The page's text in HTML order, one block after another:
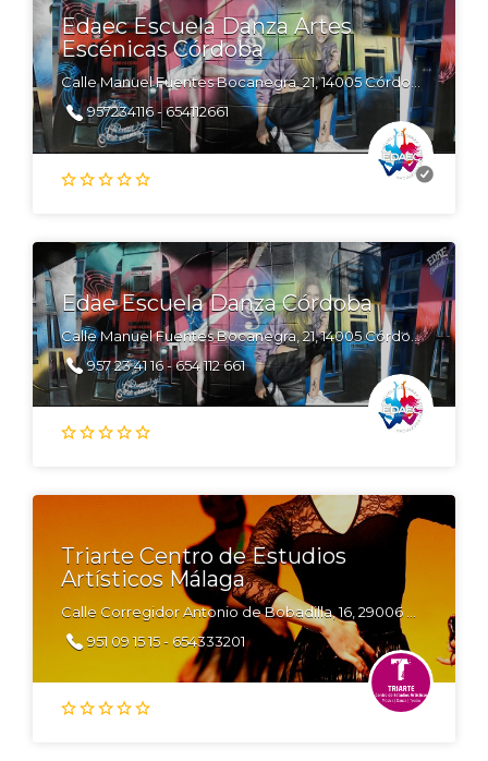
Edaec Escuela Danza Artes
Escénicas Córdoba
Calle Manuel Fuentes Bocanegra, 21, 14005 Córdoba
957234116 - 654112661
Edae Escuela Danza Córdoba
Calle Manuel Fuentes Bocanegra, 21, 14005 Córdoba
957 23 41 16 - 654 112 661
Triarte Centro de Estudios
Artísticos Málaga
951 09 15 15 - 654333201